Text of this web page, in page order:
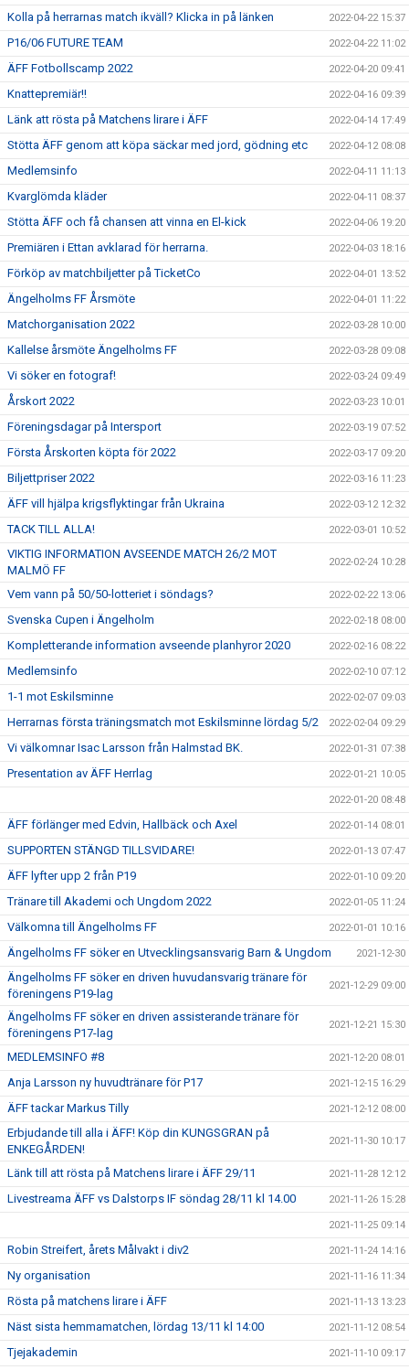
Kolla på herrarnas match ikväll? Klicka in på länken 2022-04-22 15:37
P16/06 FUTURE TEAM 2022-04-22 11:02
ÄFF Fotbollscamp 2022 2022-04-20 09:41
Knattepremiär!! 2022-04-16 09:39
Länk att rösta på Matchens lirare i ÄFF 2022-04-14 17:49
Stötta ÄFF genom att köpa säckar med jord, gödning etc 2022-04-12 08:08
Medlemsinfo 2022-04-11 11:13
Kvarglömda kläder 2022-04-11 08:37
Stötta ÄFF och få chansen att vinna en El-kick 2022-04-06 19:20
Premiären i Ettan avklarad för herrarna. 2022-04-03 18:16
Förköp av matchbiljetter på TicketCo 2022-04-01 13:52
Ängelholms FF Årsmöte 2022-04-01 11:22
Matchorganisation 2022 2022-03-28 10:00
Kallelse årsmöte Ängelholms FF 2022-03-28 09:08
Vi söker en fotograf! 2022-03-24 09:49
Årskort 2022 2022-03-23 10:01
Föreningsdagar på Intersport 2022-03-19 07:52
Första Årskorten köpta för 2022 2022-03-17 09:20
Biljettpriser 2022 2022-03-16 11:23
ÄFF vill hjälpa krigsflyktingar från Ukraina 2022-03-12 12:32
TACK TILL ALLA! 2022-03-01 10:52
VIKTIG INFORMATION AVSEENDE MATCH 26/2 MOT
MALMÖ FF
2022-02-24 10:28
Vem vann på 50/50-lotteriet i söndags? 2022-02-22 13:06
Svenska Cupen i Ängelholm 2022-02-18 08:00
Kompletterande information avseende planhyror 2020 2022-02-16 08:22
Medlemsinfo 2022-02-10 07:12
1-1 mot Eskilsminne 2022-02-07 09:03
Herrarnas första träningsmatch mot Eskilsminne lördag 5/2 2022-02-04 09:29
Vi välkomnar Isac Larsson från Halmstad BK. 2022-01-31 07:38
Presentation av ÄFF Herrlag 2022-01-21 10:05
2022-01-20 08:48
ÄFF förlänger med Edvin, Hallbäck och Axel 2022-01-14 08:01
SUPPORTEN STÄNGD TILLSVIDARE! 2022-01-13 07:47
ÄFF lyfter upp 2 från P19 2022-01-10 09:20
Tränare till Akademi och Ungdom 2022 2022-01-05 11:24
Välkomna till Ängelholms FF 2022-01-01 10:16
Ängelholms FF söker en Utvecklingsansvarig Barn & Ungdom 2021-12-30
Ängelholms FF söker en driven huvudansvarig tränare för
föreningens P19-lag
2021-12-29 09:00
Ängelholms FF söker en driven assisterande tränare för
föreningens P17-lag
2021-12-21 15:30
MEDLEMSINFO #8 2021-12-20 08:01
Anja Larsson ny huvudtränare för P17 2021-12-15 16:29
ÄFF tackar Markus Tilly 2021-12-12 08:00
Erbjudande till alla i ÄFF! Köp din KUNGSGRAN på
ENKEGÅRDEN!
2021-11-30 10:17
Länk till att rösta på Matchens lirare i ÄFF 29/11 2021-11-28 12:12
Livestreama ÄFF vs Dalstorps IF söndag 28/11 kl 14.00 2021-11-26 15:28
2021-11-25 09:14
Robin Streifert, årets Målvakt i div2 2021-11-24 14:16
Ny organisation 2021-11-16 11:34
Rösta på matchens lirare i ÄFF 2021-11-13 13:23
Näst sista hemmamatchen, lördag 13/11 kl 14:00 2021-11-12 08:54
Tjejakademin 2021-11-10 09:17